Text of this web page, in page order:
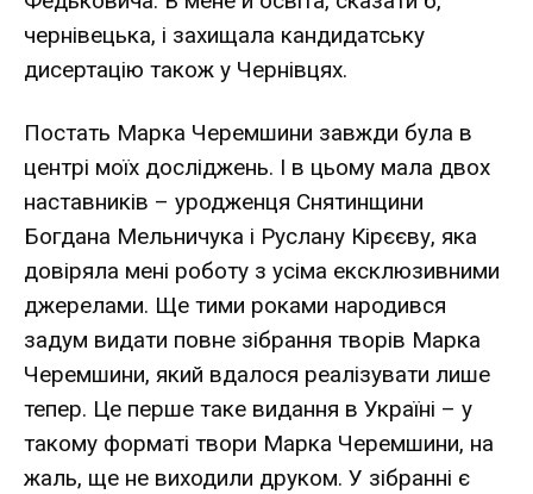
чернівецька, і захищала кандидатську
дисертацію також у Чернівцях.
Постать Марка Черемшини завжди була в
центрі моїх досліджень. І в цьому мала двох
наставників – уродженця Снятинщини
Богдана Мельничука і Руслану Кірєєву, яка
довіряла мені роботу з усіма ексклюзивними
джерелами. Ще тими роками народився
задум видати повне зібрання творів Марка
Черемшини, який вдалося реалізувати лише
тепер. Це перше таке видання в Україні – у
такому форматі твори Марка Черемшини, на
жаль, ще не виходили друком. У зібранні є